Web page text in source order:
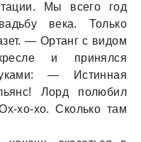
Мы всего год
века. Только
— Ортанг с видом
и принялся
— Истинная
Лорд полюбил
хо-хо. Сколько там